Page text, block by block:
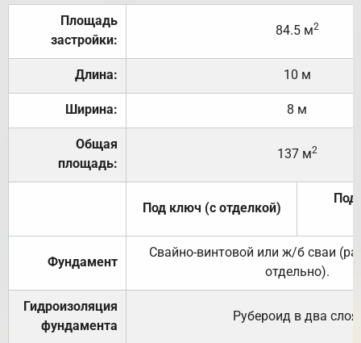
Площадь
застройки:
84.5 м2
Длина: 10 м
Ширина: 8 м
Общая
площадь:
137 м2
Под ключ (с отделкой)
Под
Фундамент
Свайно-винтовой или ж/б сваи
отдельно).
Гидроизоляция
фундамента
Рубероид в два слоя.